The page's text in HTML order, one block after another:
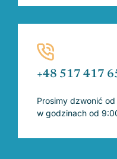
+48 517 417
Prosimy dzwonić
w godzinach od